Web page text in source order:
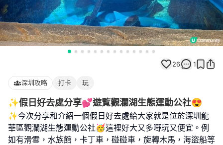
26 1
深圳攻略 打卡 玩
✨️假日好去處分享💕遊覧觀瀾湖生態運動公社😍
✨今次分享和介紹一個假日好去處給大家就是位於深圳龍
華區觀瀾湖生態運動公社🥳這裡好大又多嘢玩又便宜。例
如有滑雪，水族館，卡丁車，碰碰車，旋轉木馬，海盜船等